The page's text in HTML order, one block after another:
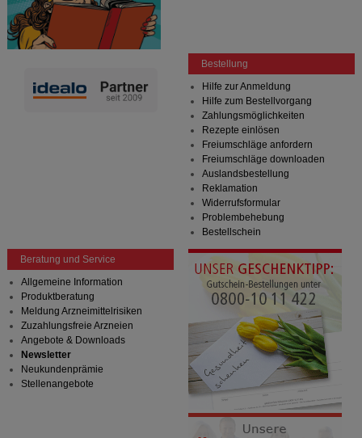
Bestellung
Hilfe zur Anmeldung
Hilfe zum Bestellvorgang
Zahlungsmöglichkeiten
Rezepte einlösen
Freiumschläge anfordern
Freiumschläge downloaden
Auslandsbestellung
Reklamation
Widerrufsformular
Problembehebung
Bestellschein
Beratung und Service
Allgemeine Information
Produktberatung
Meldung Arzneimittelrisiken
Zuzahlungsfreie Arzneien
Angebote & Downloads
Newsletter
Neukundenprämie
Stellenangebote